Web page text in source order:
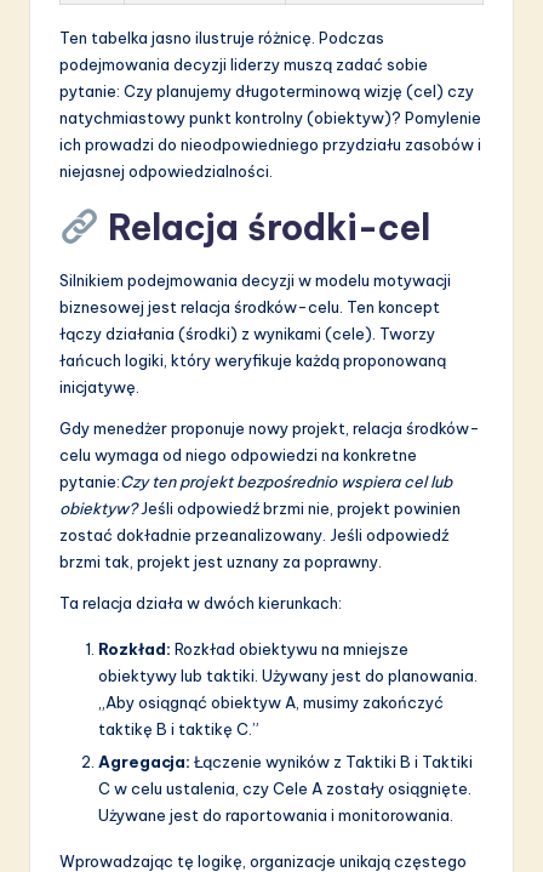
Ten tabelka jasno ilustruje różnicę. Podczas
podejmowania decyzji liderzy muszą zadać sobie
pytanie: Czy planujemy długoterminową wizję (cel) czy
natychmiastowy punkt kontrolny (obiektyw)? Pomylenie
ich prowadzi do nieodpowiedniego przydziału zasobów i
niejasnej odpowiedzialności.
Relacja środki-cel
Silnikiem podejmowania decyzji w modelu motywacji
biznesowej jest relacja środków-celu. Ten koncept
łączy działania (środki) z wynikami (cele). Tworzy
łańcuch logiki, który weryfikuje każdą proponowaną
inicjatywę.
Gdy menedżer proponuje nowy projekt, relacja środków-
celu wymaga od niego odpowiedzi na konkretne
pytanie:Czy ten projekt bezpośrednio wspiera cel lub
obiektyw?Jeśli odpowiedź brzmi nie, projekt powinien
zostać dokładnie przeanalizowany. Jeśli odpowiedź
brzmi tak, projekt jest uznany za poprawny.
Ta relacja działa w dwóch kierunkach:
Rozkład: Rozkład obiektywu na mniejsze
obiektywy lub taktiki. Używany jest do planowania.
„Aby osiągnąć obiektyw A, musimy zakończyć
taktikę B i taktikę C.”
Agregacja: Łączenie wyników z Taktiki B i Taktiki
C w celu ustalenia, czy Cele A zostały osiągnięte.
Używane jest do raportowania i monitorowania.
Wprowadzając tę logikę, organizacje unikają częstego